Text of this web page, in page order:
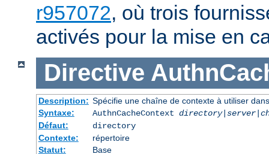
r957072, où trois
activés pour la mise en
Directive
Description: Spécifie une chaîne de contexte à utiliser
Syntaxe:
AuthnCacheContext
Défaut:
directory
Contexte:
répertoire
Statut:
Base